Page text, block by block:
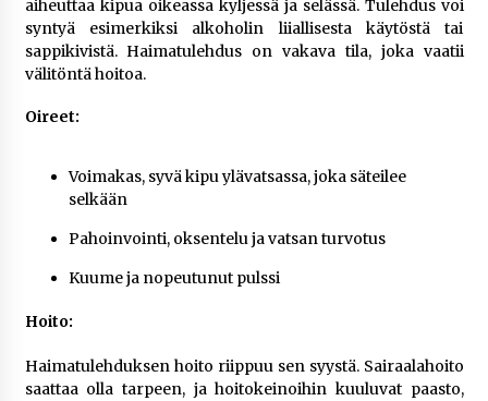
aiheuttaa kipua oikeassa kyljessä ja selässä. Tulehdus voi
syntyä esimerkiksi alkoholin liiallisesta käytöstä tai
sappikivistä. Haimatulehdus on vakava tila, joka vaatii
välitöntä hoitoa.
Oireet:
Voimakas, syvä kipu ylävatsassa, joka säteilee
selkään
Pahoinvointi, oksentelu ja vatsan turvotus
Kuume ja nopeutunut pulssi
Hoito:
Haimatulehduksen hoito riippuu sen syystä. Sairaalahoito
saattaa olla tarpeen, ja hoitokeinoihin kuuluvat paasto,